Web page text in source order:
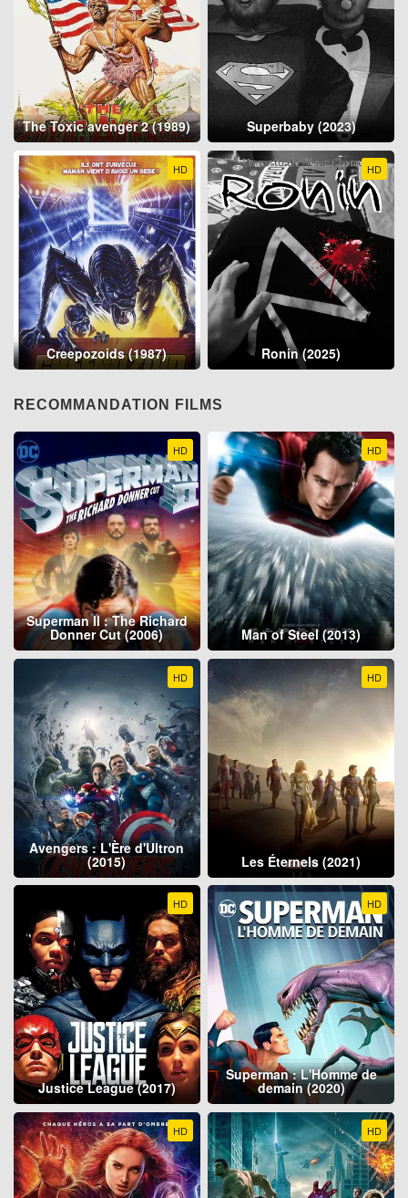
The Toxic avenger 2 (1989) Superbaby (2023)
HD
Creepozoids (1987)
HD
Ronin (2025)
RECOMMANDATION FILMS
HD
Superman II : The Richard
Donner Cut (2006)
HD
Man of Steel (2013)
HD
Avengers : L'Ère d'Ultron
(2015)
HD
Les Éternels (2021)
HD
Justice League (2017)
HD
Superman : L'Homme de
demain (2020)
HD HD